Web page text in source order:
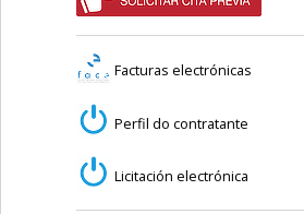
Facturas electrónicas
Perfil do contratante
Licitación electrónica